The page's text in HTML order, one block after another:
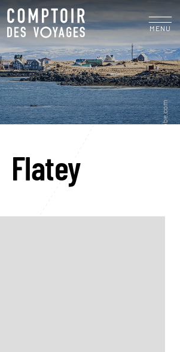
MENU
Flatey